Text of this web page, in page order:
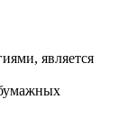
является